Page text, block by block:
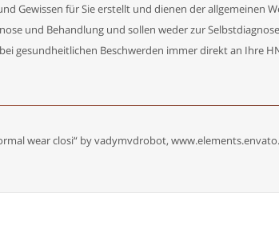
Gewissen für Sie erstellt und dienen der allgemeinen
und Behandlung und sollen weder zur
gesundheitlichen Beschwerden immer direkt an Ihre
wear closi“ by vadymvdrobot,